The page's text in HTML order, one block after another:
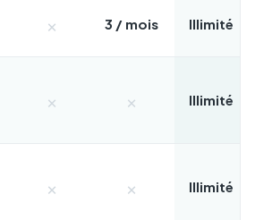
× 3 / mois Illimité
× × Illimité
× × Illimité